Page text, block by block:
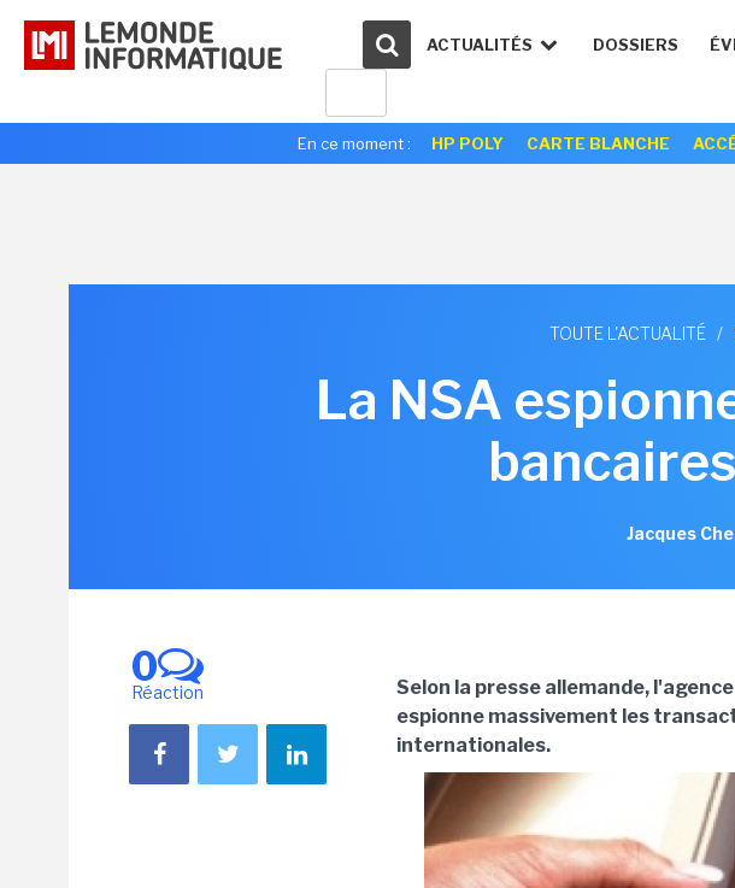
ACTUALITÉS DOSSIERS
En ce moment : HP POLY CARTE BLANCHE
TOUTE L'ACTUALITÉ /
La NSA
Jacques
0
Réaction
Selon la presse allemande,
espionne massivement les
internationales.